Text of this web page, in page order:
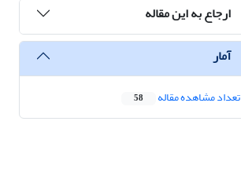
ارجاع به این مقاله
آمار
تعداد مشاهده مقاله 58